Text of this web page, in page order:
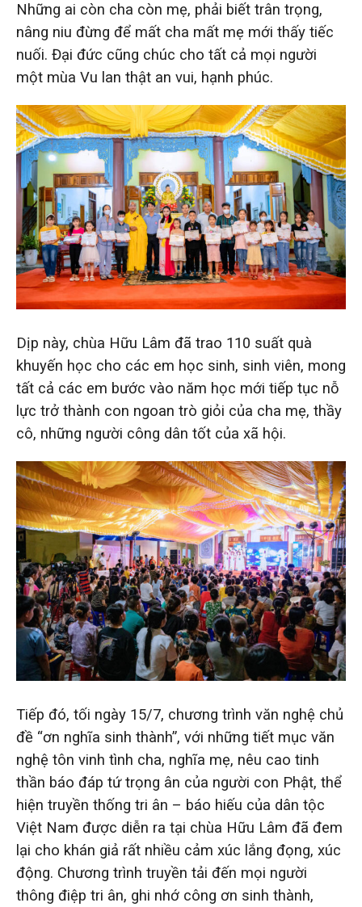
Những ai còn cha còn mẹ, phải biết trân trọng,
nâng niu đừng để mất cha mất mẹ mới thấy tiếc
nuối. Đại đức cũng chúc cho tất cả mọi người
một mùa Vu lan thật an vui, hạnh phúc.
Dịp này, chùa Hữu Lâm đã trao 110 suất quà
khuyến học cho các em học sinh, sinh viên, mong
tất cả các em bước vào năm học mới tiếp tục nỗ
lực trở thành con ngoan trò giỏi của cha mẹ, thầy
cô, những người công dân tốt của xã hội.
Tiếp đó, tối ngày 15/7, chương trình văn nghệ chủ
đề “ơn nghĩa sinh thành”, với những tiết mục văn
nghệ tôn vinh tình cha, nghĩa mẹ, nêu cao tinh
thần báo đáp tứ trọng ân của người con Phật, thể
hiện truyền thống tri ân – báo hiếu của dân tộc
Việt Nam được diễn ra tại chùa Hữu Lâm đã đem
lại cho khán giả rất nhiều cảm xúc lắng đọng, xúc
động. Chương trình truyền tải đến mọi người
thông điệp tri ân, ghi nhớ công ơn sinh thành,